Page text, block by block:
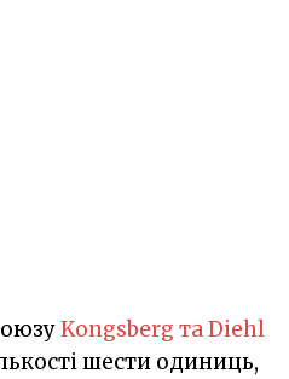
Kongsberg та Diehl
шести одиниць,